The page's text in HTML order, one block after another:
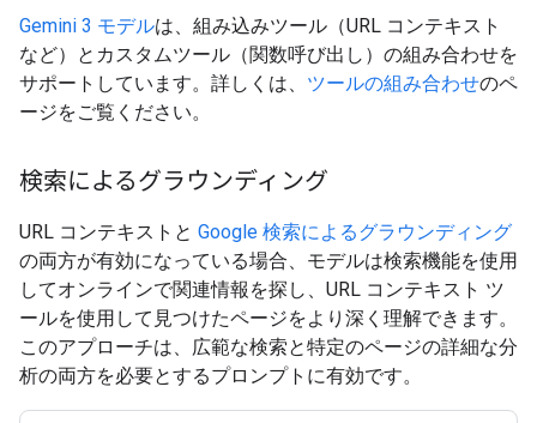
Gemini 3 モデルは、組み込みツール（URL コンテキスト
など）とカスタムツール（関数呼び出し）の組み合わせを
サポートしています。詳しくは、 ツールの組み合わせのペ
ージをご覧ください。
検索によるグラウンディング
URL コンテキストと Google 検索によるグラウンディング
の両方が有効になっている場合、モデルは検索機能を使用
してオンラインで関連情報を探し、URL コンテキスト ツ
ールを使用して見つけたページをより深く理解できます。
このアプローチは、広範な検索と特定のページの詳細な分
析の両方を必要とするプロンプトに有効です。